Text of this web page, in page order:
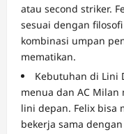
atau second striker.
sesuai dengan
kombinasi umpan
mematikan.
Kebutuhan di Lini
menua dan AC
lini depan. Felix bisa
bekerja sama